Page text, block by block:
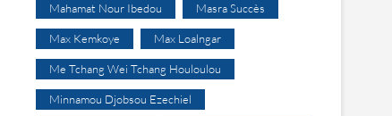
Mahamat Nour Ibedou Masra Succès
Max Kemkoye Max Loalngar
Me Tchang Wei Tchang Houloulou
Minnamou Djobsou Ezechiel